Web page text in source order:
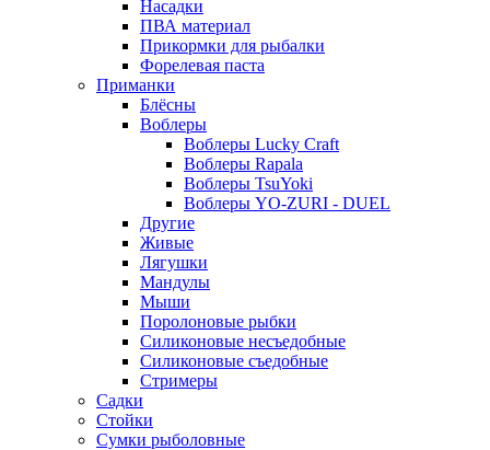
Насадки
ПВА материал
Прикормки для рыбалки
Форелевая паста
Приманки
Блёсны
Воблеры
Воблеры Lucky Craft
Воблеры Rapala
Воблеры TsuYoki
Воблеры YO-ZURI - DUEL
Другие
Живые
Лягушки
Мандулы
Мыши
Поролоновые рыбки
Силиконовые несъедобные
Силиконовые съедобные
Стримеры
Садки
Стойки
Сумки рыболовные